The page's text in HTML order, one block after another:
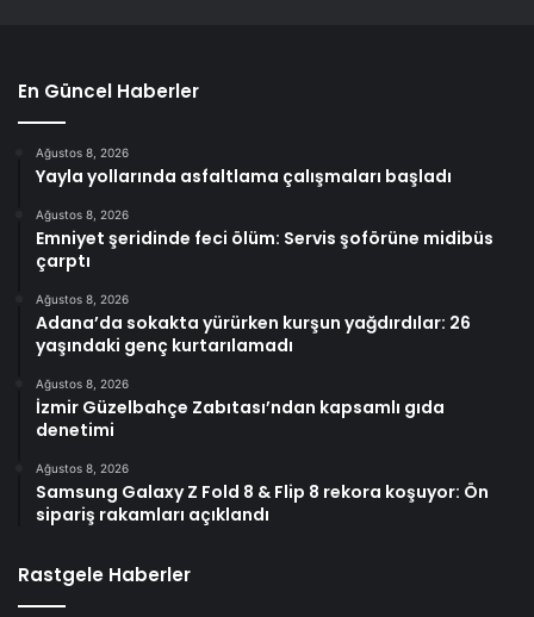
En Güncel Haberler
Ağustos 8, 2026
Yayla yollarında asfaltlama çalışmaları başladı
Ağustos 8, 2026
Emniyet şeridinde feci ölüm: Servis şoförüne midibüs
çarptı
Ağustos 8, 2026
Adana’da sokakta yürürken kurşun yağdırdılar: 26
yaşındaki genç kurtarılamadı
Ağustos 8, 2026
İzmir Güzelbahçe Zabıtası’ndan kapsamlı gıda
denetimi
Ağustos 8, 2026
Samsung Galaxy Z Fold 8 & Flip 8 rekora koşuyor: Ön
sipariş rakamları açıklandı
Rastgele Haberler